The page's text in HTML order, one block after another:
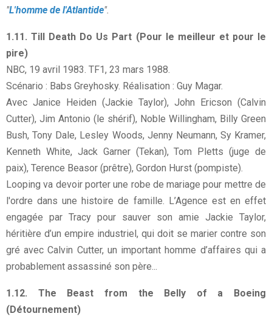
"L'homme de l'Atlantide".
1.11. Till Death Do Us Part (Pour le meilleur et pour le
pire)
NBC, 19 avril 1983. TF1, 23 mars 1988.
Scénario : Babs Greyhosky. Réalisation : Guy Magar.
Avec Janice Heiden (Jackie Taylor), John Ericson (Calvin
Cutter), Jim Antonio (le shérif), Noble Willingham, Billy Green
Bush, Tony Dale, Lesley Woods, Jenny Neumann, Sy Kramer,
Kenneth White, Jack Garner (Tekan), Tom Pletts (juge de
paix), Terence Beasor (prêtre), Gordon Hurst (pompiste).
Looping va devoir porter une robe de mariage pour mettre de
l'ordre dans une histoire de famille. L’Agence est en effet
engagée par Tracy pour sauver son amie Jackie Taylor,
héritière d’un empire industriel, qui doit se marier contre son
gré avec Calvin Cutter, un important homme d’affaires qui a
probablement assassiné son père...
1.12. The Beast from the Belly of a Boeing
(Détournement)